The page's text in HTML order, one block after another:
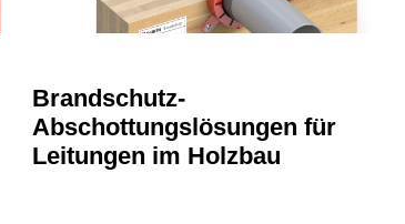
Brandschutz-
Abschottungslösungen für
Leitungen im Holzbau